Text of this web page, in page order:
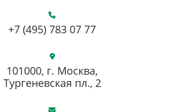
+7 (495) 783 07 77
101000, г. Москва,
Тургеневская пл., 2